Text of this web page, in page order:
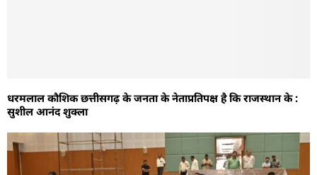
धरमलाल कौशिक छत्तीसगढ़ के जनता के नेताप्रतिपक्ष है कि राजस्थान के :
सुशील आनंद शुक्ला